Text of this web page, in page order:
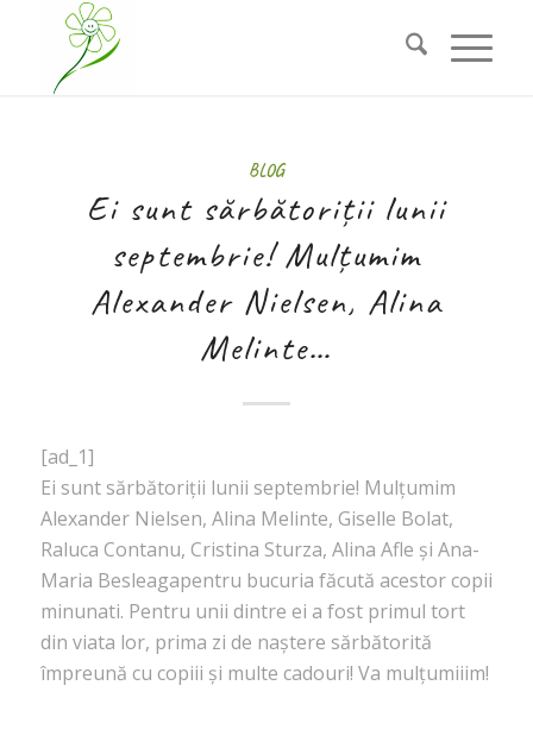
BLOG
Ei sunt sărbătoriții lunii
septembrie! Mulțumim
Alexander Nielsen, Alina
Melinte…
[ad_1]
Ei sunt sărbătoriții lunii septembrie! Mulțumim
Alexander Nielsen, Alina Melinte, Giselle Bolat,
Raluca Contanu, Cristina Sturza, Alina Afle și Ana-
Maria Besleagapentru bucuria făcută acestor copii
minunati. Pentru unii dintre ei a fost primul tort
din viata lor, prima zi de naștere sărbătorită
împreună cu copiii și multe cadouri! Va mulțumiiim!